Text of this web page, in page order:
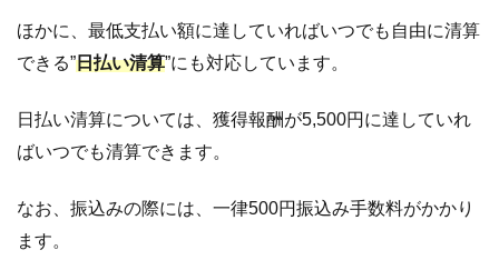
ほかに、最低支払い額に達していればいつでも自由に清算
できる”日払い清算”にも対応しています。
日払い清算については、獲得報酬が5,500円に達していれ
ばいつでも清算できます。
なお、振込みの際には、一律500円振込み手数料がかかり
ます。